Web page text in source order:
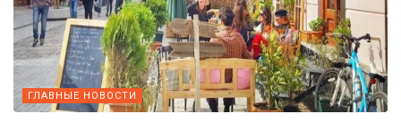
ГЛАВНЫЕ НОВОСТИ